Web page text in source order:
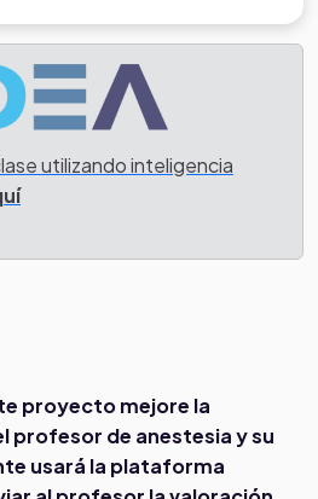
utilizando inteligencia
proyecto mejore la
profesor de anestesia y su
usará la plataforma